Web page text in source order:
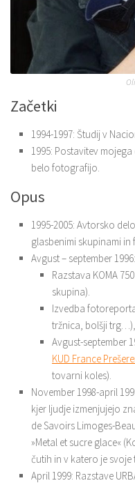
Začetki
1994-1997: Študij v
1995: Postavitev
belo fotografijo.
Opus
1995-2005: Avtorsko
glasbenimi skupinami
Avgust – september 1996:
Razstava KOMA
skupina).
Izvedba
tržnica, bolšji
Avgust-september
KUD France
tovarni koles).
November 1998-april
kjer ljudje izmenjujejo
de Savoirs Limoges-
»Metal et sucre glace«
čutih in v katero je
April 1999: Razstave